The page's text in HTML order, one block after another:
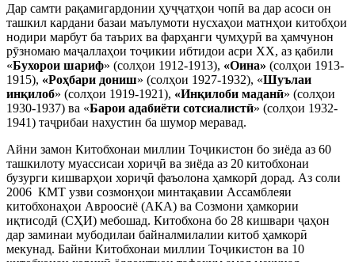
Дар самти рақамигардонии ҳуҷҷатҳои чопӣ ва дар асоси он
ташкил кардани базаи маълумоти нусхаҳои матнҳои китобҳои
нодири марбут ба таърих ва фарҳанги ҷумҳурӣ ва ҳамчунон
рӯзномаю маҷаллаҳои тоҷикии ибтидои асри ХХ, аз қабили
«Бухорои шариф» (солҳои 1912-1913), «Оина» (солҳои 1913-
1915), «Роҳбари дониш» (солҳои 1927-1932), «Шуълаи
инқилоб» (солҳои 1919-1921), «Инқилоби маданӣ» (солҳои
1930-1937) ва «Барои адабиёти сотсиалистӣ» (солҳои 1932-
1941) таҷрибаи нахустин ба шумор меравад.
Айни замон Китобхонаи миллии Тоҷикистон бо зиёда аз 60
ташкилоту муассисаи хориҷӣ ва зиёда аз 20 китобхонаи
бузурги кишварҳои хориҷӣ фаъолона ҳамкорӣ дорад. Аз соли
2006 КМТ узви созмонҳои минтақавии Ассамблеяи
китобхонаҳои Авроосиё (АКА) ва Созмони ҳамкории
иқтисодӣ (СҲИ) мебошад. Китобхона бо 28 кишвари ҷаҳон
дар заминаи мубодилаи байналмилалии китоб ҳамкорӣ
мекунад. Байни Китобхонаи миллии Тоҷикистон ва 10